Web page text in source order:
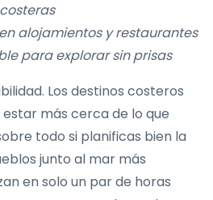
alojamientos y restaurantes
para explorar sin prisas
Los destinos costeros
estar más cerca de lo que
todo si planificas bien la
junto al mar más
en solo un par de horas